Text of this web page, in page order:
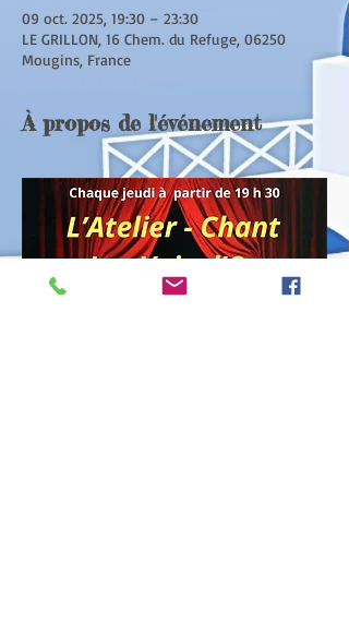
09 oct. 2025, 19:30 – 23:30
LE GRILLON, 16 Chem. du Refuge, 06250
Mougins, France
À propos de l'événement